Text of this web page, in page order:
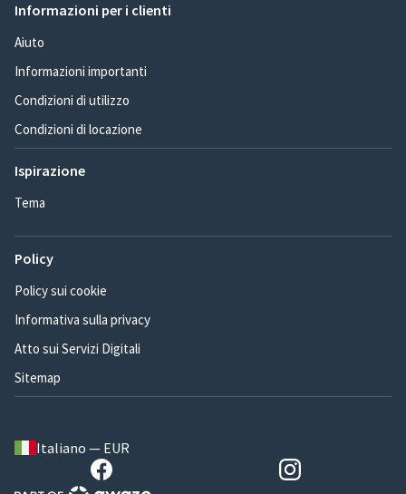
Informazioni per i clienti
Aiuto
Informazioni importanti
Condizioni di utilizzo
Condizioni di locazione
Ispirazione
Tema
Policy
Policy sui cookie
Informativa sulla privacy
Atto sui Servizi Digitali
Sitemap
Italiano — EUR